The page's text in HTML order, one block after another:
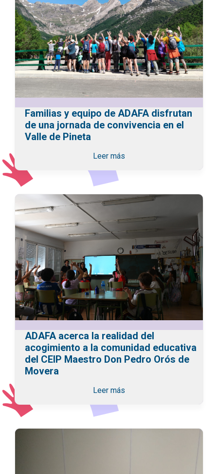
Familias y equipo de ADAFA disfrutan
de una jornada de convivencia en el
Valle de Pineta
Leer más
ADAFA acerca la realidad del
acogimiento a la comunidad educativa
del CEIP Maestro Don Pedro Orós de
Movera
Leer más